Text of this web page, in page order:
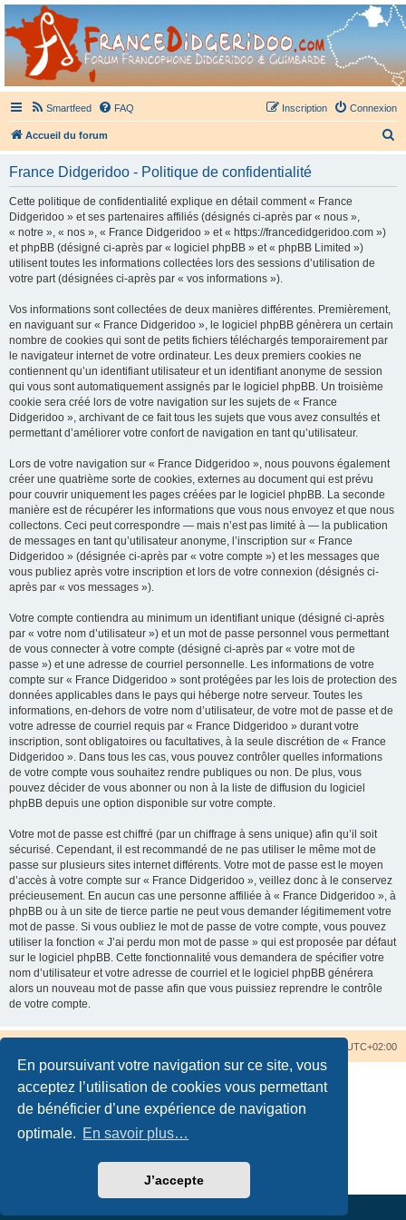
En poursuivant votre navigation sur ce site, vous
acceptez l’utilisation de cookies vous permettant
de bénéficier d’une expérience de navigation
optimale. En savoir plus…
J’accepte
France Didgeridoo
Didgeridoo et Guimbarde sur France Didgeridoo - retrouvez la communauté.
Smartfeed FAQ Connexion
Inscription
Accueil du forum
France Didgeridoo - Politique de confidentialité
Cette politique de confidentialité explique en détail comment « France
Didgeridoo » et ses partenaires affiliés (désignés ci-après par « nous »,
« notre », « nos », « France Didgeridoo » et « https://francedidgeridoo.com »)
et phpBB (désigné ci-après par « logiciel phpBB » et « phpBB Limited »)
utilisent toutes les informations collectées lors des sessions d’utilisation de
votre part (désignées ci-après par « vos informations »).
Vos informations sont collectées de deux manières différentes. Premièrement,
en naviguant sur « France Didgeridoo », le logiciel phpBB génèrera un certain
nombre de cookies qui sont de petits fichiers téléchargés temporairement par
le navigateur internet de votre ordinateur. Les deux premiers cookies ne
contiennent qu’un identifiant utilisateur et un identifiant anonyme de session
qui vous sont automatiquement assignés par le logiciel phpBB. Un troisième
cookie sera créé lors de votre navigation sur les sujets de « France
Didgeridoo », archivant de ce fait tous les sujets que vous avez consultés et
permettant d’améliorer votre confort de navigation en tant qu’utilisateur.
Lors de votre navigation sur « France Didgeridoo », nous pouvons également
créer une quatrième sorte de cookies, externes au document qui est prévu
pour couvrir uniquement les pages créées par le logiciel phpBB. La seconde
manière est de récupérer les informations que vous nous envoyez et que nous
collectons. Ceci peut correspondre — mais n’est pas limité à — la publication
de messages en tant qu’utilisateur anonyme, l’inscription sur « France
Didgeridoo » (désignée ci-après par « votre compte ») et les messages que
vous publiez après votre inscription et lors de votre connexion (désignés ci-
après par « vos messages »).
Votre compte contiendra au minimum un identifiant unique (désigné ci-après
par « votre nom d’utilisateur ») et un mot de passe personnel vous permettant
de vous connecter à votre compte (désigné ci-après par « votre mot de
passe ») et une adresse de courriel personnelle. Les informations de votre
compte sur « France Didgeridoo » sont protégées par les lois de protection des
données applicables dans le pays qui héberge notre serveur. Toutes les
informations, en-dehors de votre nom d’utilisateur, de votre mot de passe et de
votre adresse de courriel requis par « France Didgeridoo » durant votre
inscription, sont obligatoires ou facultatives, à la seule discrétion de « France
Didgeridoo ». Dans tous les cas, vous pouvez contrôler quelles informations
de votre compte vous souhaitez rendre publiques ou non. De plus, vous
pouvez décider de vous abonner ou non à la liste de diffusion du logiciel
phpBB depuis une option disponible sur votre compte.
Votre mot de passe est chiffré (par un chiffrage à sens unique) afin qu’il soit
sécurisé. Cependant, il est recommandé de ne pas utiliser le même mot de
passe sur plusieurs sites internet différents. Votre mot de passe est le moyen
d’accès à votre compte sur « France Didgeridoo », veillez donc à le conservez
précieusement. En aucun cas une personne affiliée à « France Didgeridoo », à
phpBB ou à un site de tierce partie ne peut vous demander légitimement votre
mot de passe. Si vous oubliez le mot de passe de votre compte, vous pouvez
utiliser la fonction « J’ai perdu mon mot de passe » qui est proposée par défaut
sur le logiciel phpBB. Cette fonctionnalité vous demandera de spécifier votre
nom d’utilisateur et votre adresse de courriel et le logiciel phpBB générera
alors un nouveau mot de passe afin que vous puissiez reprendre le contrôle
de votre compte.
UTC+02:00
Traduction française officielle©
Confidentialité